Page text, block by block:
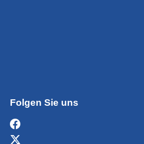
Folgen Sie uns